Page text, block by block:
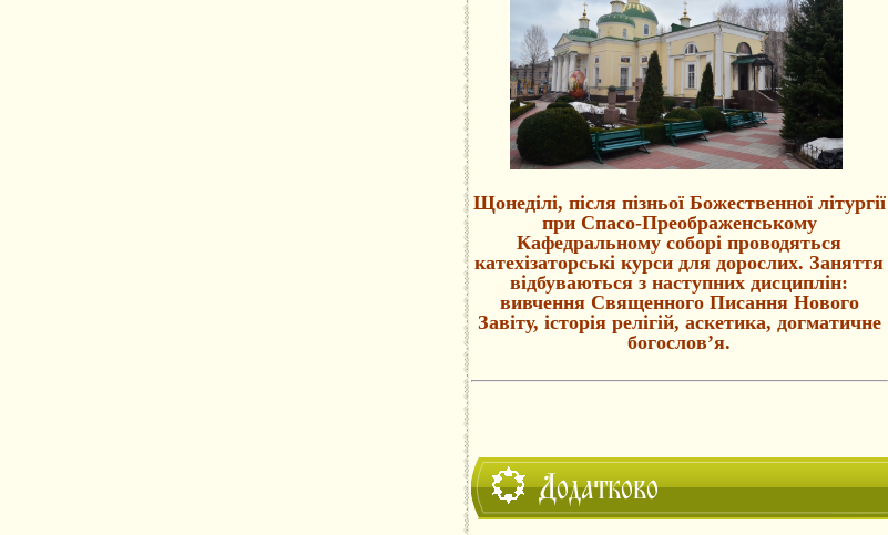
Щонеділі, після пізньої Божественної літургії
при Спасо-Преображенському
Кафедральному соборі проводяться
катехізаторські курси для дорослих. Заняття
відбуваються з наступних дисциплін:
вивчення Священного Писання Нового
Завіту, історія релігій, аскетика, догматичне
богослов’я.
Додатково